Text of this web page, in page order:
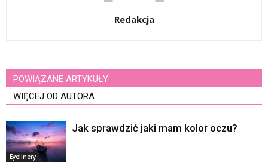
Redakcja
POWIĄZANE ARTYKUŁY
WIĘCEJ OD AUTORA
Eyelinery
Jak sprawdzić jaki mam kolor oczu?